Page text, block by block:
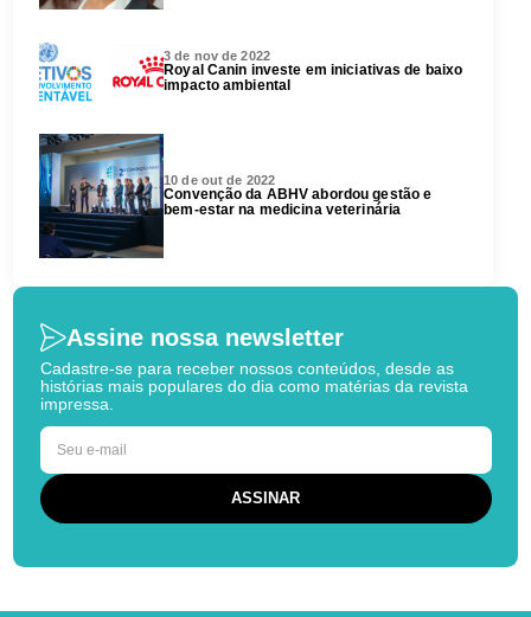
3 de nov de 2022
Royal Canin investe em iniciativas de baixo
impacto ambiental
10 de out de 2022
Convenção da ABHV abordou gestão e
bem-estar na medicina veterinária
Assine nossa newsletter
Cadastre-se para receber nossos conteúdos, desde as
histórias mais populares do dia como matérias da revista
impressa.